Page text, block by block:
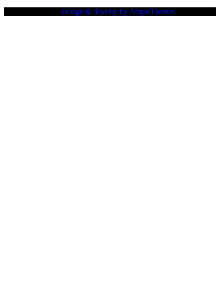
Design & develop by AmpleThemes